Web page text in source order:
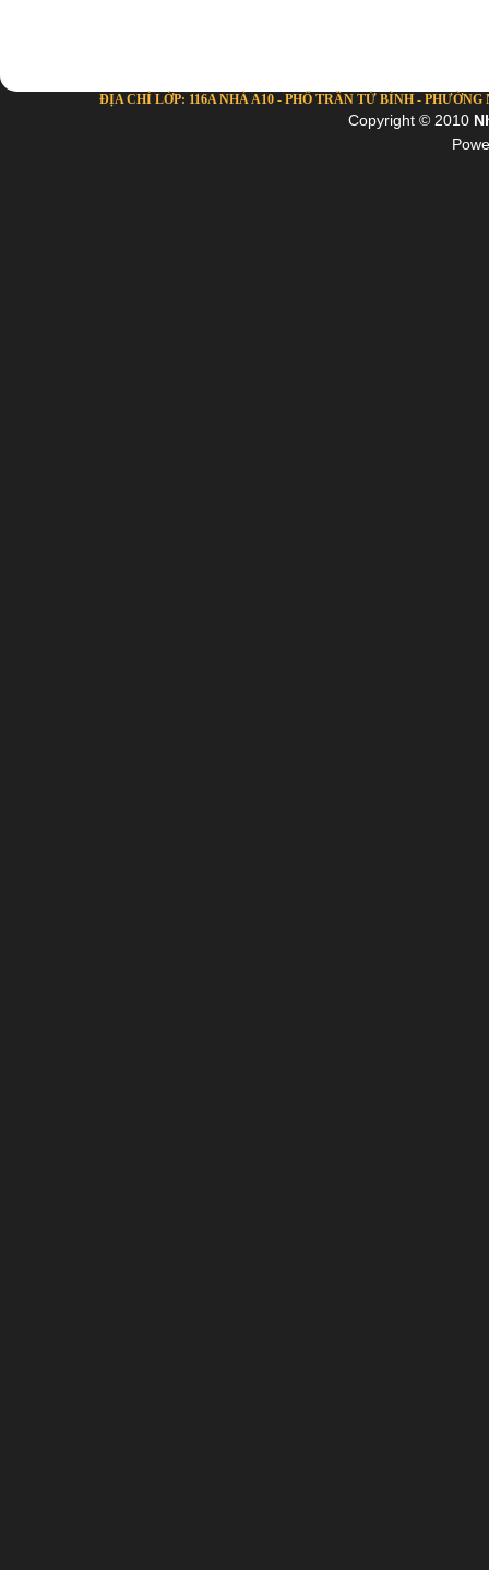
ĐỊA CHỈ LỚP: 116A NHÀ A10 - PHỐ TRẦN TỬ BÌNH -
Copyright © 2010